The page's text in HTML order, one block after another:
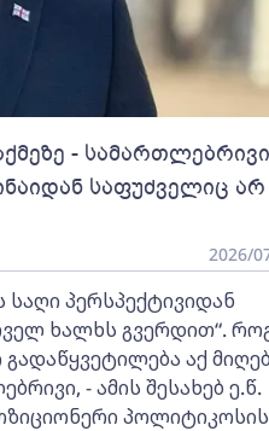
- სამართლებრივი
საფუძველიც
2026/
პერსპექტივიდან
ხალხს გვერდით“.
აქ
- ამის შესახებ ე.წ.